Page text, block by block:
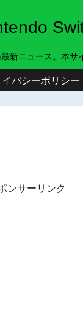
新ニュース。本サ
バシーポリシー
ンサーリンク